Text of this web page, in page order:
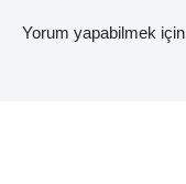
Yorum yapabilmek için